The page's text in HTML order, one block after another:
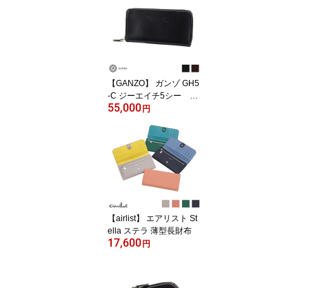
【GANZO】 ガンゾ GH5
-C ジーエイチ5シー ラ
ウンドファスナー長財布
55,000 円
【airlist】 エアリスト St
ella ステラ 薄型長財布
17,600 円